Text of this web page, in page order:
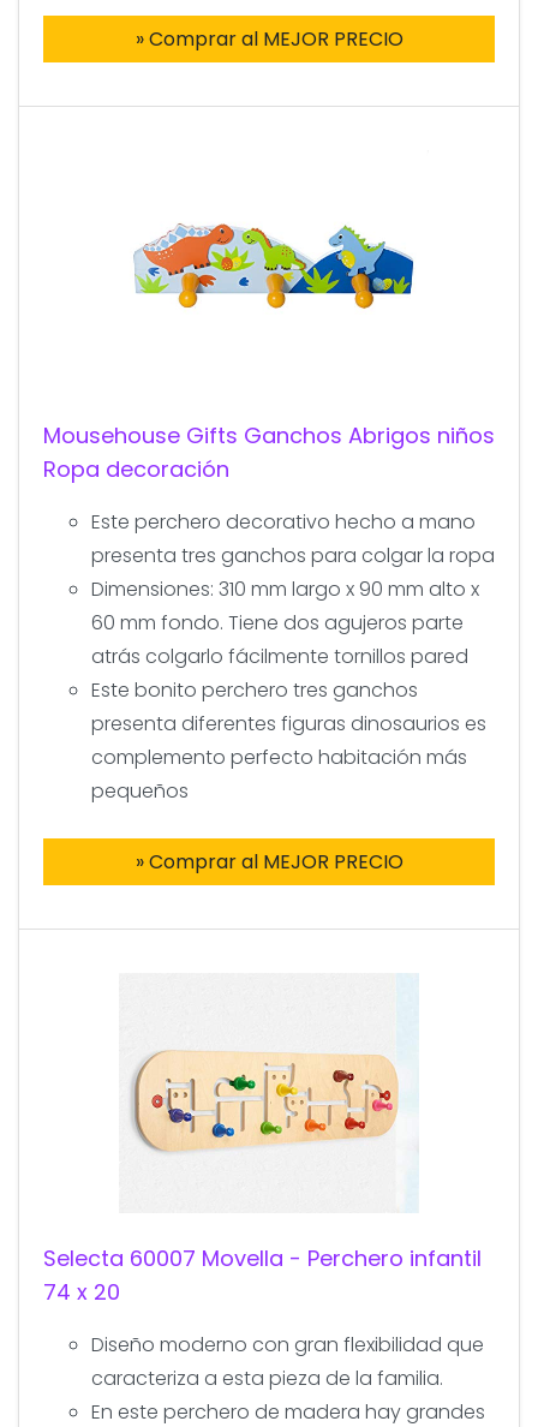
» Comprar al MEJOR PRECIO
Mousehouse Gifts Ganchos Abrigos niños
Ropa decoración
Este perchero decorativo hecho a mano
presenta tres ganchos para colgar la ropa
Dimensiones: 310 mm largo x 90 mm alto x
60 mm fondo. Tiene dos agujeros parte
atrás colgarlo fácilmente tornillos pared
Este bonito perchero tres ganchos
presenta diferentes figuras dinosaurios es
complemento perfecto habitación más
pequeños
» Comprar al MEJOR PRECIO
Selecta 60007 Movella - Perchero infantil
74 x 20
Diseño moderno con gran flexibilidad que
caracteriza a esta pieza de la familia.
En este perchero de madera hay grandes